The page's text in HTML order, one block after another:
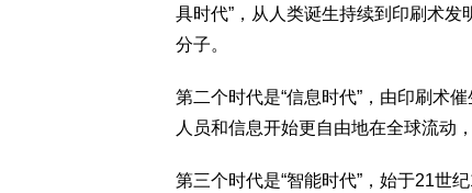
具时代”，从人类诞生持续到印刷术
分子。
第二个时代是“信息时代”，由印刷术
人员和信息开始更自由地在全球流动
第三个时代是“智能时代”，始于21世